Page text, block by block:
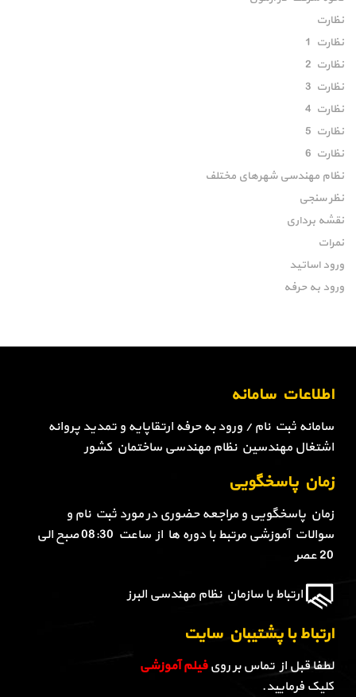
نظارت
نظارت 1
نظارت 2
نظارت 3
نظارت 4
نظارت 5
نظارت 6
نظام مهندسی شهرهای مختلف
نظر سنجی
نقشه برداری
نمرات
ورود اساتید
ورود به حرفه
اطلاعات سامانه
سامانه ثبت نام / ورود به حرفه ارتقاپایه و تمدید پروانه
اشتغال مهندسین نظام مهندسی ساختمان کشور
زمان پاسخگویی
زمان پاسخگویی و مراجعه حضوری در مورد ثبت نام و
سوالات آموزشی مرتبط با دوره ها از ساعت 08:30 صبح الی
20 عصر
ارتباط با سازمان نظام مهندسی البرز
ارتباط با پشتیبان سایت
لطفا قبل از تماس بر رویفیلم آموزشی
کلیک فرمایید.